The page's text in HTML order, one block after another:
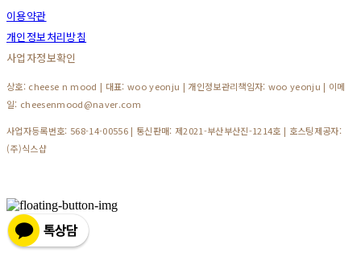
이용약관
개인정보처리방침
사업자정보확인
상호: cheese n mood | 대표: woo yeonju | 개인정보관리책임자: woo yeonju | 이메
일: cheesenmood@naver.com
사업자등록번호: 568-14-00556| 통신판매: 제2021-부산부산진-1214호 | 호스팅제공자:
(주)식스샵